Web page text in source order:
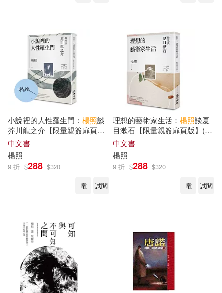
小說裡的人性羅生門： 楊照談
芥川龍之介【限量親簽扉頁
版】(日本文學名家十講3)
中文書
楊照
9 折 $288 $320
電
試閱
理想的藝術家生活： 楊照談夏
目漱石【限量親簽扉頁版】(日
本文學名家十講1)
中文書
楊照
9 折 $288 $320
電
試閱